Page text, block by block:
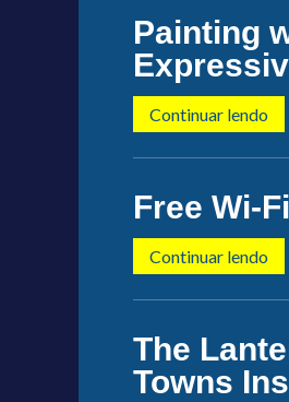
Painting
Continuar lendo
Free Wi-
Continuar lendo
The
Towns